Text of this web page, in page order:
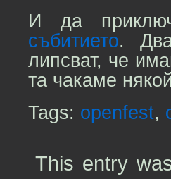
И да
събитието.
липсват, че
та чакаме
Tags: openfest,
This entry